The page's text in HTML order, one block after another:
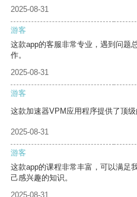
2025-08-31
游客
这款app的客服非常专业，遇到问题
作。
2025-08-31
游客
这款加速器VPM应用程序提供了顶级
2025-08-31
游客
这款app的课程非常丰富，可以满足
己感兴趣的知识。
2025-08-31